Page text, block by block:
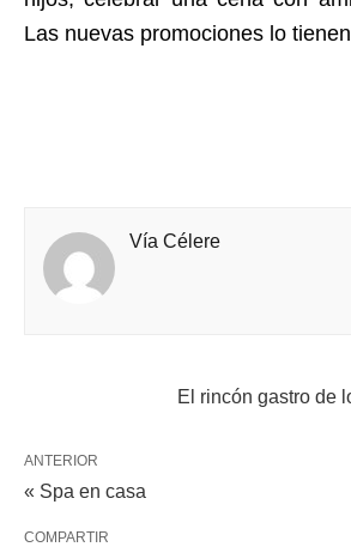
Las nuevas promociones lo
Vía Célere
El rincón gastro de
ANTERIOR
« Spa en casa
COMPARTIR